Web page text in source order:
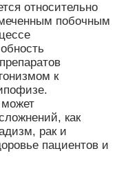
относительно
побочным
к
как
рак и
пациентов и